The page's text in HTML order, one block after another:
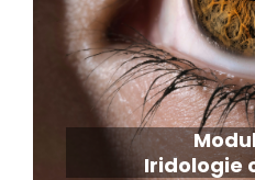
Iridologie